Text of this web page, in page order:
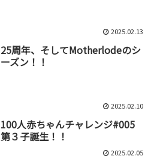
2025.02.13
25周年、そしてMotherlodeのシ
ーズン！！
2025.02.10
100人赤ちゃんチャレンジ#005
第３子誕生！！
2025.02.05